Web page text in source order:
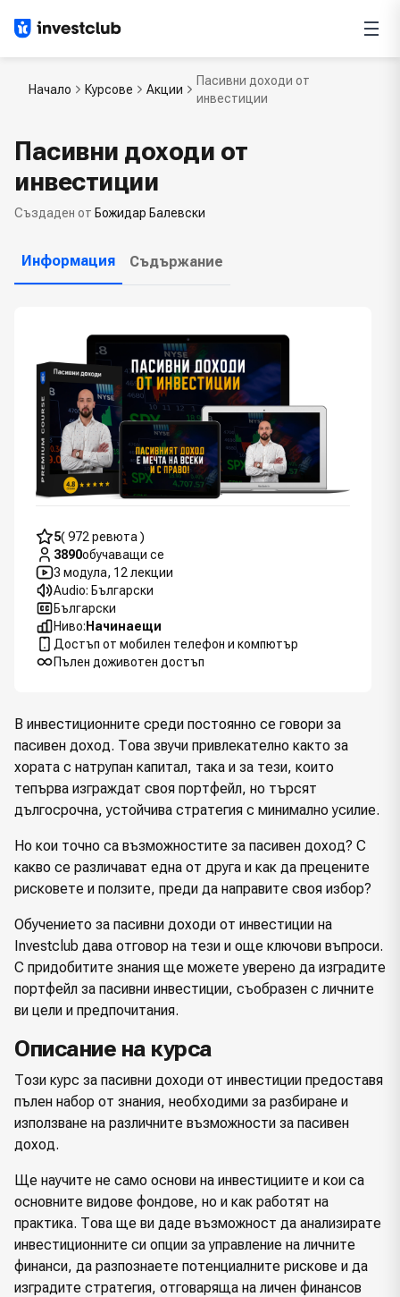
Начало Курсове Акции
Пасивни доходи от
инвестиции
Пасивни доходи от
инвестиции
Създаден от Божидар Балевски
Информация Съдържание
5( 972 ревюта )
3890обучаващи се
3 модула, 12 лекции
Audio: Български
Български
Ниво: Начинаещи
Достъп от мобилен телефон и компютър
Пълен доживотен достъп
В инвестиционните среди постоянно се говори за
пасивен доход. Това звучи привлекателно както за
хората с натрупан капитал, така и за тези, които
тепърва изграждат своя портфейл, но търсят
дългосрочна, устойчива стратегия с минимално усилие.
Но кои точно са възможностите за пасивен доход? С
какво се различават една от друга и как да прецените
рисковете и ползите, преди да направите своя избор?
Обучението за пасивни доходи от инвестиции на
Investclub дава отговор на тези и още ключови въпроси.
С придобитите знания ще можете уверено да изградите
портфейл за пасивни инвестиции, съобразен с личните
ви цели и предпочитания.
Описание на курса
Този курс за пасивни доходи от инвестиции предоставя
пълен набор от знания, необходими за разбиране и
използване на различните възможности за пасивен
доход.
Ще научите не само основи на инвестициите и кои са
основните видове фондове, но и как работят на
практика. Това ще ви даде възможност да анализирате
инвестиционните си опции за управление на личните
финанси, да разпознаете потенциалните рискове и да
изградите стратегия, отговаряща на личен финансов